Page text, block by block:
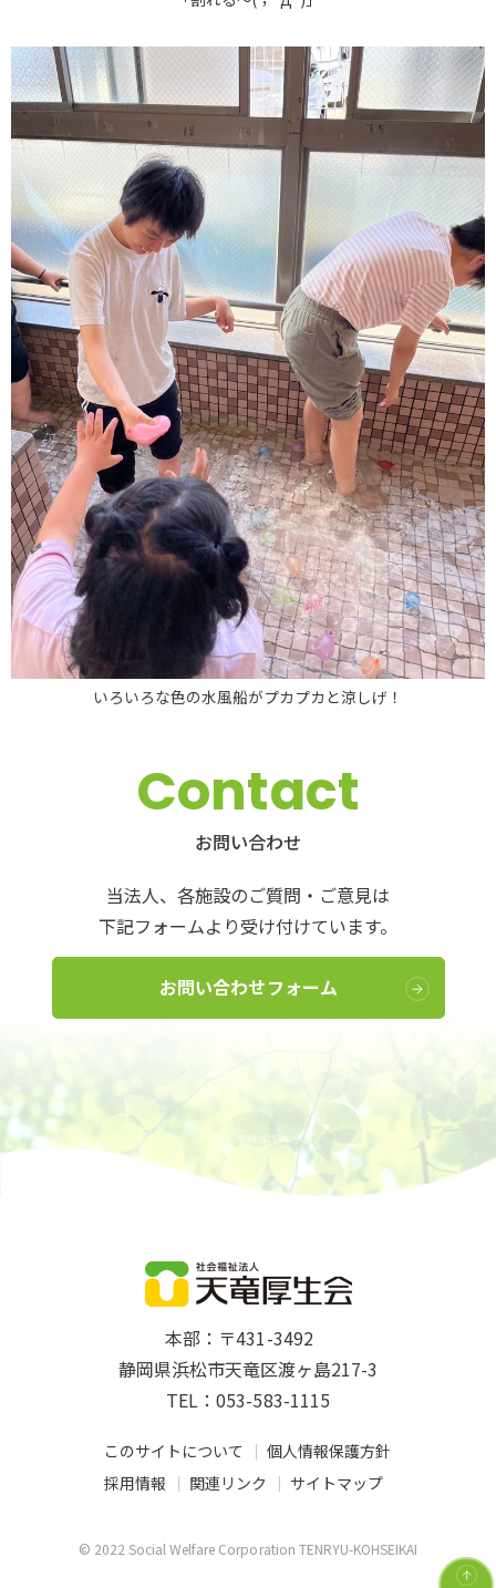
いろいろな色の水風船がプカプカと涼しげ！
Contact
お問い合わせ
当法人、各施設のご質問・ご意見は
下記フォームより受け付けています。
お問い合わせフォーム
本部：〒431-3492
静岡県浜松市天竜区渡ヶ島217-3
TEL：053-583-1115
このサイトについて
個人情報保護方針
採用情報
関連リンク サイトマップ
© 2022 Social Welfare Corporation TENRYU-KOHSEIKAI